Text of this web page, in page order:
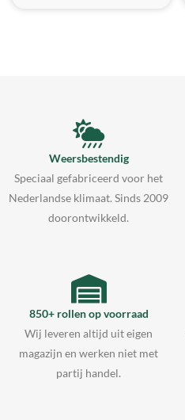
Weersbestendig
Speciaal gefabriceerd voor het
Nederlandse klimaat. Sinds 2009
doorontwikkeld.
850+ rollen op voorraad
Wij leveren altijd uit eigen
magazijn en werken niet met
partij handel.